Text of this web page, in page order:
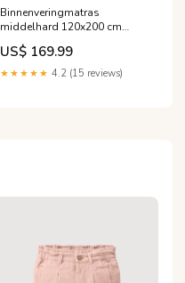
Binnenveringmatras
middelhard 120x200 cm
make-up ruimte
US$ 169.99
★★★★★ 4.2 (15 reviews)